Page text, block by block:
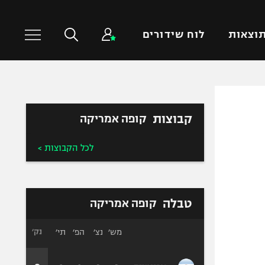
תוצאות לוח שידורים
טניס
ספורט אולימפי
קבוצות קופה אמריקה
לכל הקבוצות >
טבלה קופה אמריקה
מש׳ נצ׳ הפ׳ תי׳ נק׳